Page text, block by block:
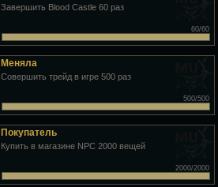
Завершить Blood Castle 60 раз
60/60
Меняла
Совершить трейд в игре 500 раз
500/500
Покупатель
Купить в магазине NPC 2000 вещей
2000/2000